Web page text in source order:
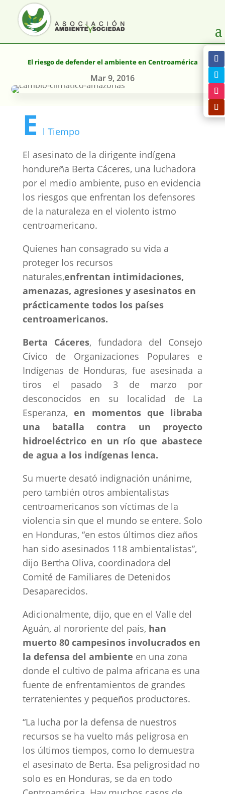
El riesgo de defender el ambiente en Centroamérica
Mar 9, 2016
E l Tiempo
El asesinato de la dirigente indígena
hondureña Berta Cáceres, una luchadora
por el medio ambiente, puso en evidencia
los riesgos que enfrentan los defensores
de la naturaleza en el violento istmo
centroamericano.
Quienes han consagrado su vida a
proteger los recursos
naturales,enfrentan intimidaciones,
amenazas, agresiones y asesinatos en
prácticamente todos los países
centroamericanos.
Berta Cáceres, fundadora del Consejo
Cívico de Organizaciones Populares e
Indígenas de Honduras, fue asesinada a
tiros el pasado 3 de marzo por
desconocidos en su localidad de La
Esperanza,en momentos que libraba
una batalla contra un proyecto
hidroeléctrico en un río que abastece
de agua a los indígenas lenca.
Su muerte desató indignación unánime,
pero también otros ambientalistas
centroamericanos son víctimas de la
violencia sin que el mundo se entere. Solo
en Honduras, “en estos últimos diez años
han sido asesinados 118 ambientalistas”,
dijo Bertha Oliva, coordinadora del
Comité de Familiares de Detenidos
Desaparecidos.
Adicionalmente, dijo, que en el Valle del
Aguán, al nororiente del país, han
muerto 80 campesinos involucrados en
la defensa del ambiente en una zona
donde el cultivo de palma africana es una
fuente de enfrentamientos de grandes
terratenientes y pequeños productores.
“La lucha por la defensa de nuestros
recursos se ha vuelto más peligrosa en
los últimos tiempos, como lo demuestra
el asesinato de Berta. Esa peligrosidad no
solo es en Honduras, se da en todo